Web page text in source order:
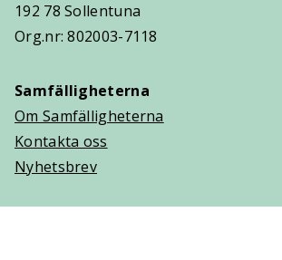
192 78 Sollentuna
Org.nr: 802003-7118
Samfälligheterna
Om Samfälligheterna
Kontakta oss
Nyhetsbrev